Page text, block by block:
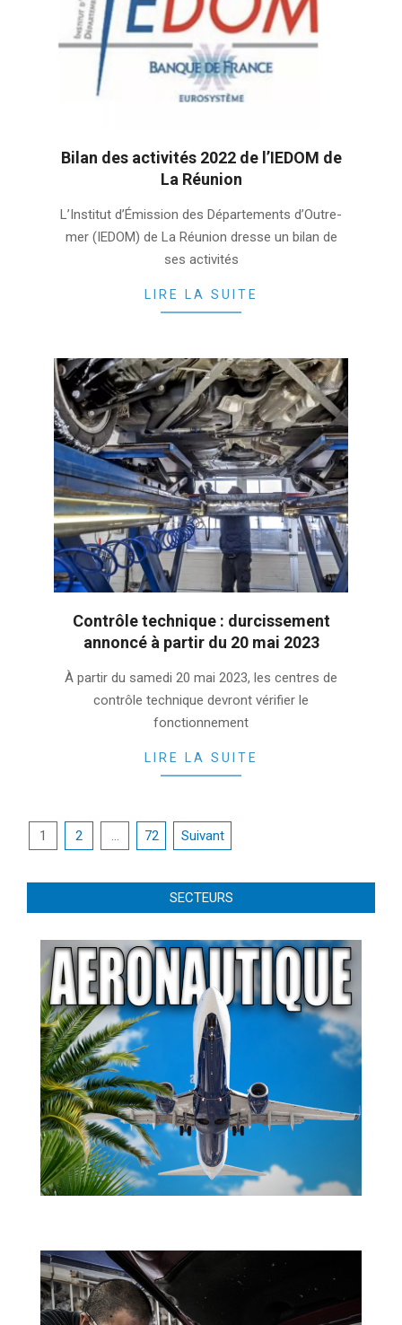
Bilan des activités 2022 de l’IEDOM de
La Réunion
02-
23
L’Institut d’Émission des Départements d’Outre-
mer (IEDOM) de La Réunion dresse un bilan de
ses activités
LIRE LA SUITE
Contrôle technique : durcissement
annoncé à partir du 20 mai 2023
01-
À partir du samedi 20 mai 2023, les centres de
contrôle technique devront vérifier le
fonctionnement
LIRE LA SUITE
Pagination
1 2 … 72 Suivant
SECTEURS